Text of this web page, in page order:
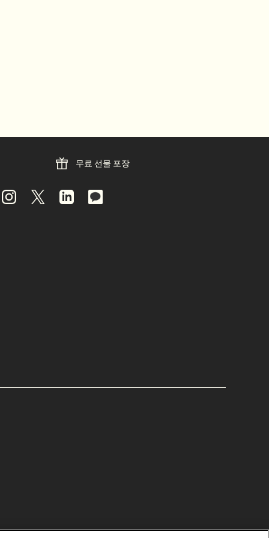
무료 선물 포장